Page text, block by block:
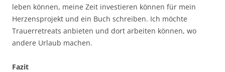
leben können, meine Zeit investieren können für mein
Herzensprojekt und ein Buch schreiben. Ich möchte
Trauerretreats anbieten und dort arbeiten können, wo
andere Urlaub machen.
Fazit